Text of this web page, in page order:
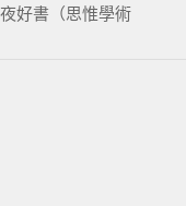
好書（思惟學術